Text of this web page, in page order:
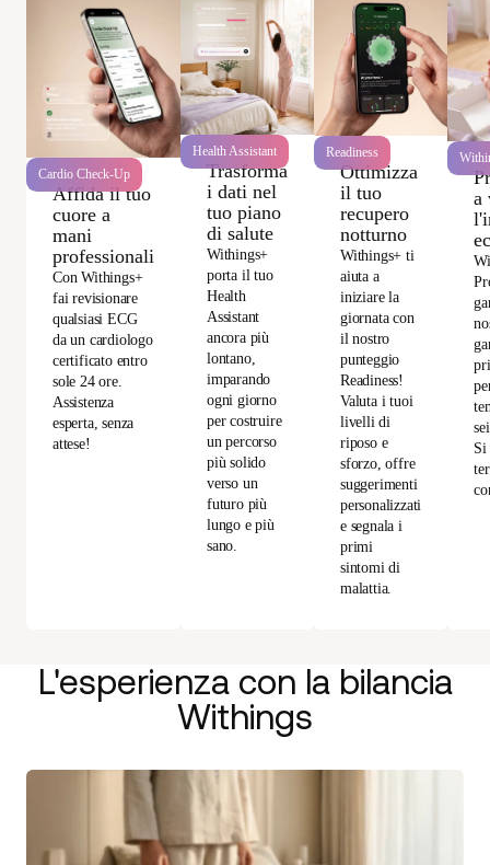
Cardio Check-Up
Affida il tuo
cuore a
mani
professionali
Con Withings+
fai revisionare
qualsiasi ECG
da un cardiologo
certificato entro
sole 24 ore.
Assistenza
esperta, senza
attese!
Health Assistant
Trasforma
i dati nel
tuo piano
di salute
Withings+
porta il tuo
Health
Assistant
ancora più
lontano,
imparando
ogni giorno
per costruire
un percorso
più solido
verso un
futuro più
lungo e più
sano.
Readiness
Ottimizza
il tuo
recupero
notturno
Withings+ ti
aiuta a
iniziare la
giornata con
il nostro
punteggio
Readiness!
Valuta i tuoi
livelli di
riposo e
sforzo, offre
suggerimenti
personalizzati
e segnala i
primi
sintomi di
malattia.
a
Si
L'esperienza con la bilancia
Withings